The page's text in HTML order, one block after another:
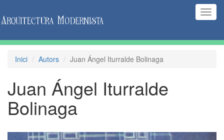
Inici Autors Juan Ángel Iturralde Bolinaga
Juan Ángel Iturralde
Bolinaga